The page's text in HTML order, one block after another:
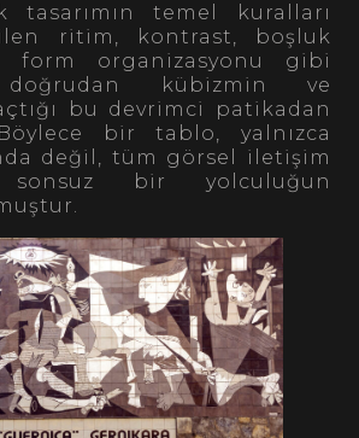
tasarımın temel kuralları
ritim, kontrast, boşluk
form organizasyonu gibi
doğrudan kübizmin ve
bu devrimci patikadan
bir tablo, yalnızca
değil, tüm görsel iletişim
sonsuz bir yolculuğun